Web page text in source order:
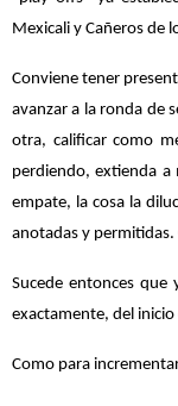
Mexicali y Cañeros de
Conviene tener
avanzar a la ronda de
otra, calificar como
perdiendo, extienda a
empate, la cosa la
anotadas y permitidas.
Sucede entonces que
exactamente, del inicio
Como para